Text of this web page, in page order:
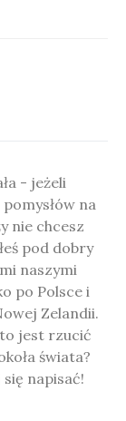
- jeżeli
na
nie chcesz
pod dobry
naszymi
po Polsce i
Zelandii.
jest rzucić
świata?
napisać!